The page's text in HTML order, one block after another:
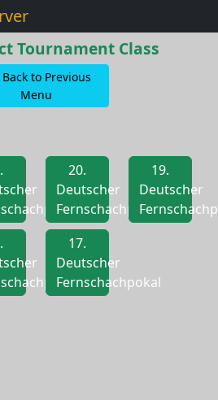
Tournament Class
Back to Previous
Menu
20.
Deutscher
Fernschachpokal
19.
Deutscher
17.
Deutscher
Fernschachpokal